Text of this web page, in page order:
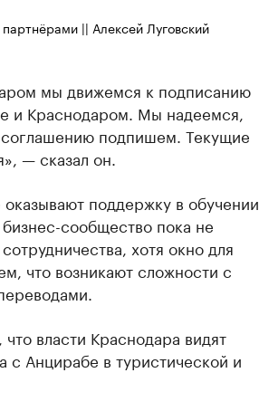
|| Алексей Луговский
мы движемся к подписанию
и Краснодаром. Мы надеемся,
подпишем. Текущие
— сказал он.
поддержку в обучении
сообщество пока не
хотя окно для
что возникают сложности с
что власти Краснодара видят
с Анцирабе в туристической и